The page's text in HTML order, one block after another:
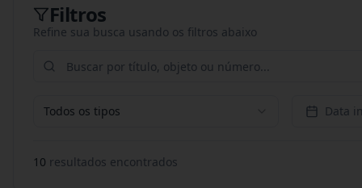
Filtros
Refine sua busca usando os filtros abaixo
Todos os tipos Data
10 resultados encontrados